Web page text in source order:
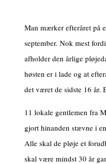
Man mærker efteråret på
september. Nok mest
afholder den årlige
høsten er i lade og at
det været de sidste 16 år.
11 lokale gentlemen fra
gjort hinanden stævne i
Alle skal de pløje et
skal være mindst 30 år